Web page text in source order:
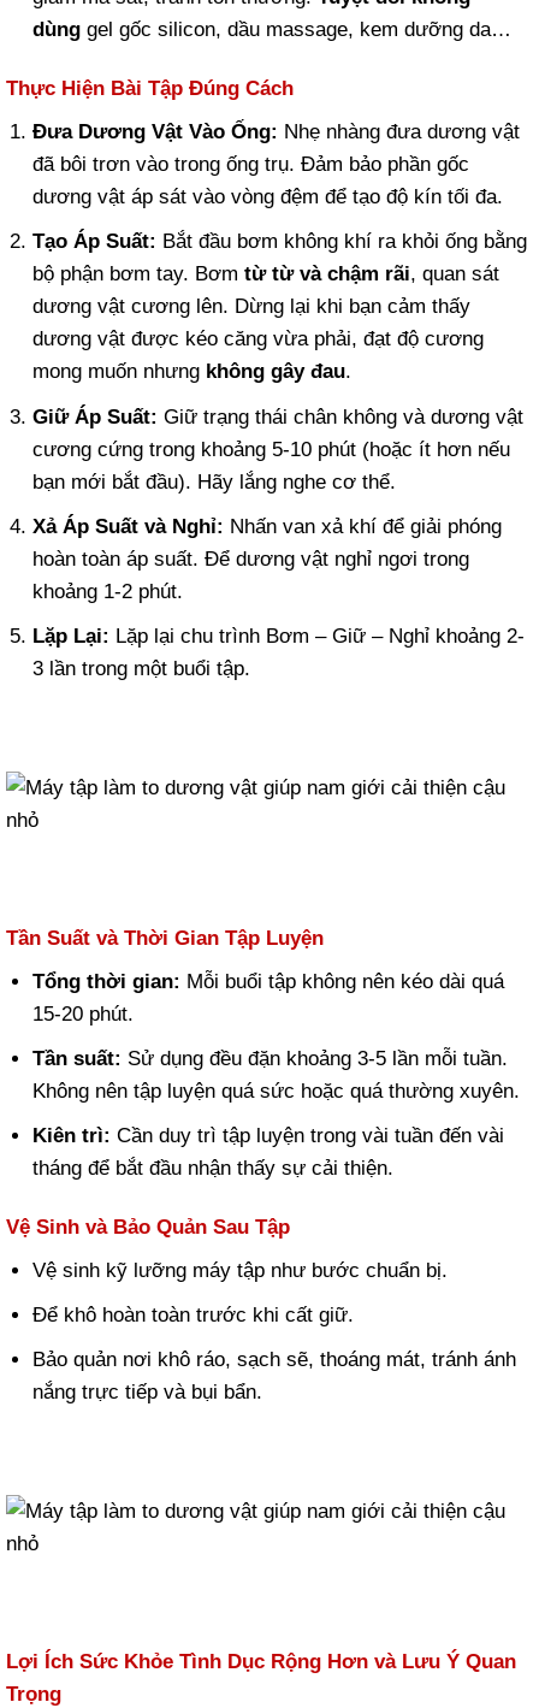
dùng gel gốc silicon, dầu massage, kem dưỡng da…
Thực Hiện Bài Tập Đúng Cách
Đưa Dương Vật Vào Ống: Nhẹ nhàng đưa dương vật
đã bôi trơn vào trong ống trụ. Đảm bảo phần gốc
dương vật áp sát vào vòng đệm để tạo độ kín tối đa.
Tạo Áp Suất: Bắt đầu bơm không khí ra khỏi ống bằng
bộ phận bơm tay. Bơmtừ từ và chậm rãi, quan sát
dương vật cương lên. Dừng lại khi bạn cảm thấy
dương vật được kéo căng vừa phải, đạt độ cương
mong muốn nhưng không gây đau.
Giữ Áp Suất: Giữ trạng thái chân không và dương vật
cương cứng trong khoảng 5-10 phút (hoặc ít hơn nếu
bạn mới bắt đầu). Hãy lắng nghe cơ thể.
Xả Áp Suất và Nghỉ: Nhấn van xả khí để giải phóng
hoàn toàn áp suất. Để dương vật nghỉ ngơi trong
khoảng 1-2 phút.
Lặp Lại: Lặp lại chu trình Bơm – Giữ – Nghỉ khoảng 2-
3 lần trong một buổi tập.
Tần Suất và Thời Gian Tập Luyện
Tổng thời gian: Mỗi buổi tập không nên kéo dài quá
15-20 phút.
Tần suất: Sử dụng đều đặn khoảng 3-5 lần mỗi tuần.
Không nên tập luyện quá sức hoặc quá thường xuyên.
Kiên trì: Cần duy trì tập luyện trong vài tuần đến vài
tháng để bắt đầu nhận thấy sự cải thiện.
Vệ Sinh và Bảo Quản Sau Tập
Vệ sinh kỹ lưỡng máy tập như bước chuẩn bị.
Để khô hoàn toàn trước khi cất giữ.
Bảo quản nơi khô ráo, sạch sẽ, thoáng mát, tránh ánh
nắng trực tiếp và bụi bẩn.
Lợi Ích Sức Khỏe Tình Dục Rộng Hơn và Lưu Ý Quan
Trọng